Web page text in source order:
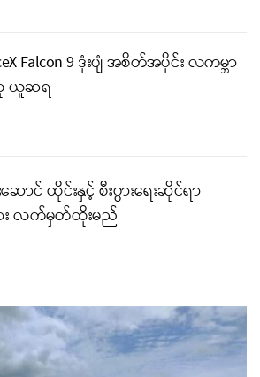
Falcon 9 ဒုံးပျံ အစိတ်အပိုင်း လကမ္ဘာ
ယူဆရ
ဆောင် ထိုင်းနှင့် စီးပွားရေးဆိုင်ရာ
း လက်မှတ်ထိုးမည်